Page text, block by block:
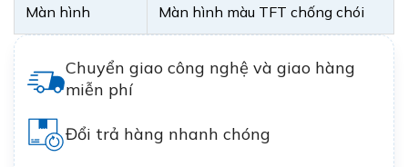
Màn hình Màn hình màu TFT chống chói
Chuyển giao công nghệ và giao hàng
miễn phí
Đổi trả hàng nhanh chóng